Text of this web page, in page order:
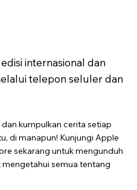
edisi internasional dan
telepon seluler dan
kumpulkan cerita setiap
di manapun! Kunjungi Apple
sekarang untuk mengunduh
mengetahui semua tentang